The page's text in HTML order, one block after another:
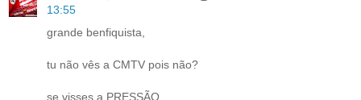
13:55
grande benfiquista,
tu não vês a CMTV pois não?
se visses a PRESSÃO...